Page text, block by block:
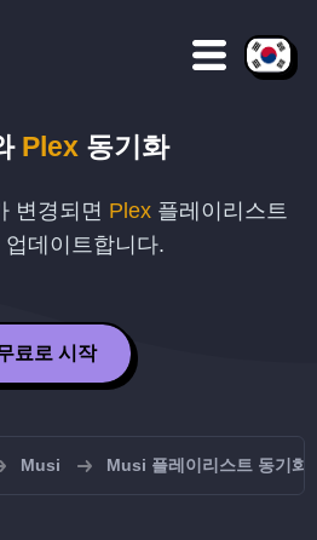
Plex 동기화
변경되면 Plex플레이리스트
업데이트합니다.
료로 시작
Musi Musi 플레이리스트 동기화